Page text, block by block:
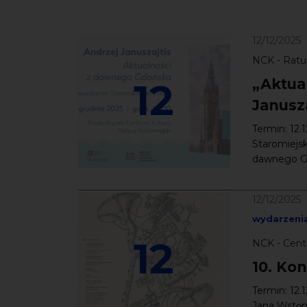
12
12/12/2025
NCK -
Termin:
dawnego
12
12/12/2025
NCK -
10.
Termin: